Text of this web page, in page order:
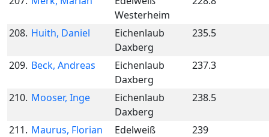
Westerheim
208. Huith, Daniel
Eichenlaub
Daxberg
235.5
209. Beck, Andreas
Eichenlaub
Daxberg
237.3
210. Mooser, Inge
Eichenlaub
Daxberg
238.5
211. Maurus, Florian
Edelweiß
239